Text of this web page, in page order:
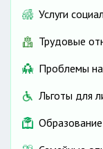
Услуги
Трудовые
Проблемы
Льготы для
Образование